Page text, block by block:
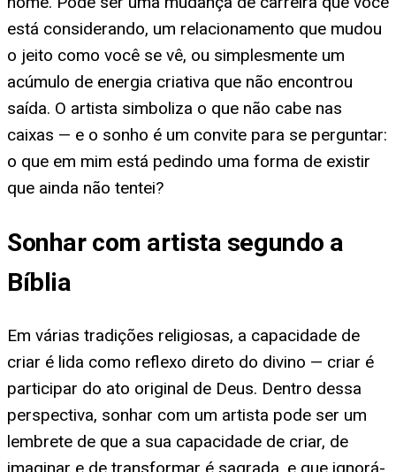
está considerando, um relacionamento que mudou
o jeito como você se vê, ou simplesmente um
acúmulo de energia criativa que não encontrou
saída. O artista simboliza o que não cabe nas
caixas — e o sonho é um convite para se perguntar:
o que em mim está pedindo uma forma de existir
que ainda não tentei?
Sonhar com artista segundo a
Bíblia
Em várias tradições religiosas, a capacidade de
criar é lida como reflexo direto do divino — criar é
participar do ato original de Deus. Dentro dessa
perspectiva, sonhar com um artista pode ser um
lembrete de que a sua capacidade de criar, de